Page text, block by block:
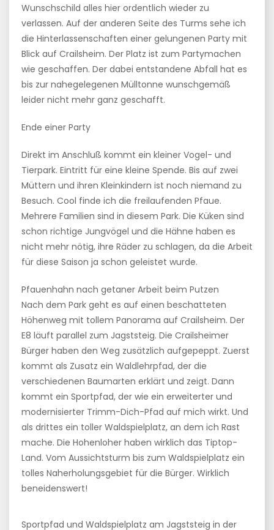
Wunschschild alles hier ordentlich wieder zu
verlassen. Auf der anderen Seite des Turms sehe ich
die Hinterlassenschaften einer gelungenen Party mit
Blick auf Crailsheim. Der Platz ist zum Partymachen
wie geschaffen. Der dabei entstandene Abfall hat es
bis zur nahegelegenen Mülltonne wunschgemäß
leider nicht mehr ganz geschafft.
Ende einer Party
Direkt im Anschluß kommt ein kleiner Vogel- und
Tierpark. Eintritt für eine kleine Spende. Bis auf zwei
Müttern und ihren Kleinkindern ist noch niemand zu
Besuch. Cool finde ich die freilaufenden Pfaue.
Mehrere Familien sind in diesem Park. Die Küken sind
schon richtige Jungvögel und die Hähne haben es
nicht mehr nötig, ihre Räder zu schlagen, da die Arbeit
für diese Saison ja schon geleistet wurde.
Pfauenhahn nach getaner Arbeit beim Putzen
Nach dem Park geht es auf einen beschatteten
Höhenweg mit tollem Panorama auf Crailsheim. Der
E8 läuft parallel zum Jagststeig. Die Crailsheimer
Bürger haben den Weg zusätzlich aufgepeppt. Zuerst
kommt als Zusatz ein Waldlehrpfad, der die
verschiedenen Baumarten erklärt und zeigt. Dann
kommt ein Sportpfad, der wie ein erweiterter und
modernisierter Trimm-Dich-Pfad auf mich wirkt. Und
als drittes ein toller Waldspielplatz, an dem ich Rast
mache. Die Hohenloher haben wirklich das Tiptop-
Land. Vom Aussichtsturm bis zum Waldspielplatz ein
tolles Naherholungsgebiet für die Bürger. Wirklich
beneidenswert!
Sportpfad und Waldspielplatz am Jagststeig in der